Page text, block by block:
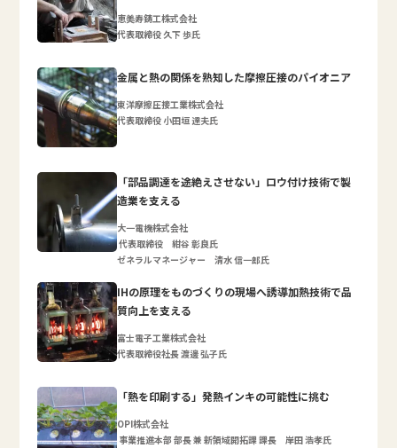
恵美寿鋳工株式会社
代表取締役 久下 歩氏
金属と熱の関係を熟知した摩擦圧接のパイオニア
東洋摩擦圧接工業株式会社
代表取締役 小田垣 達夫氏
「部品調達を途絶えさせない」ロウ付け技術で製
造業を支える
大一電機株式会社
代表取締役 紺谷 彰良氏
ゼネラルマネージャー 清水 信一郎氏
IHの原理をものづくりの現場へ誘導加熱技術で品
質向上を支える
富士電子工業株式会社
代表取締役社長 渡邊 弘子氏
「熱を印刷する」発熱インキの可能性に挑む
OPI株式会社
事業推進本部 部長 兼 新領域開拓課 課長 岸田 浩孝氏